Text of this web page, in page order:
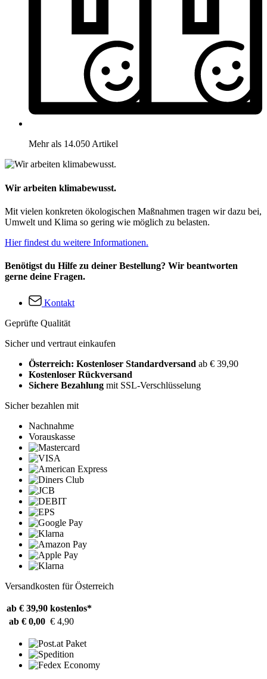
Mehr als 14.050 Artikel
Wir arbeiten klimabewusst.
Mit vielen konkreten ökologischen Maßnahmen tragen wir dazu bei,
Umwelt und Klima so gering wie möglich zu belasten.
Hier findest du weitere Informationen.
Benötigst du Hilfe zu deiner Bestellung? Wir beantworten
gerne deine Fragen.
Kontakt
Geprüfte Qualität
Sicher und vertraut einkaufen
Österreich: Kostenloser Standardversand ab € 39,90
Kostenloser Rückversand
Sichere Bezahlung mit SSL-Verschlüsselung
Sicher bezahlen mit
Nachnahme
Vorauskasse
Versandkosten für Österreich
ab € 39,90 kostenlos*
ab € 0,00 € 4,90